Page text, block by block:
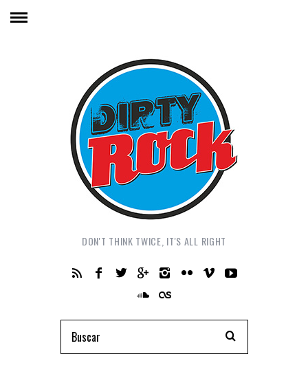
DON'T THINK TWICE, IT'S ALL RIGHT